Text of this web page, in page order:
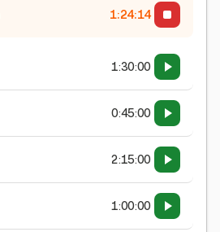
1:24:15
1:30:00
0:45:00
2:15:00
1:00:00